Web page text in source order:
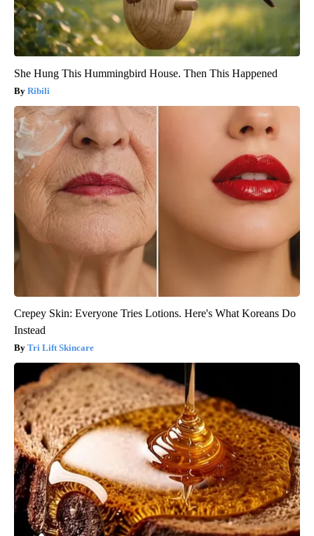
She Hung This Hummingbird House. Then This Happened
Ribili
Crepey Skin: Everyone Tries Lotions. Here's What Koreans Do
Instead
Tri Lift Skincare